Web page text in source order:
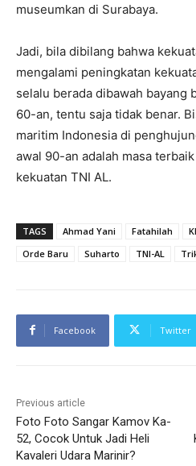
museumkan di Surabaya.
Jadi, bila dibilang bahwa
mengalami peningkatan
selalu berada dibawah bayang
60-an, tentu saja tidak benar.
maritim Indonesia di
awal 90-an adalah masa
kekuatan TNI AL.
TAGS Ahmad Yani Fatahilah
Orde Baru
Suharto TNI-AL
Facebook Twitter
Previous article
Foto Foto Sangar Kamov Ka-
52, Cocok Untuk Jadi Heli
Kavaleri Udara Marinir?